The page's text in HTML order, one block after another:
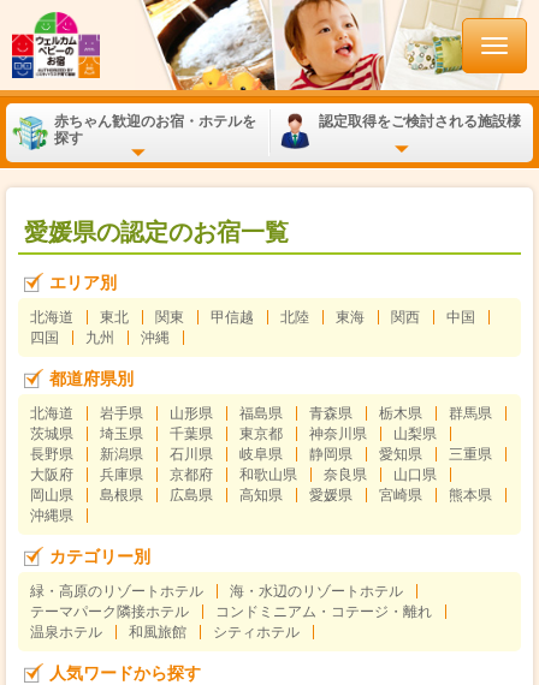
赤ちゃん歓迎のお宿・ホテルを
探す
認定取得をご検討される施設様
愛媛県の認定のお宿一覧
エリア別
北海道 東北 関東 甲信越 北陸 東海 関西
中国
四国
九州 沖縄
都道府県別
北海道 岩手県 山形県 福島県 青森県 栃木県
群馬県
茨城県
埼玉県 千葉県 東京都 神奈川県
山梨県
長野県
新潟県 石川県 岐阜県 静岡県 愛知県
三重県
大阪府
兵庫県 京都府 和歌山県 奈良県
山口県
岡山県
島根県 広島県 高知県 愛媛県 宮崎県
熊本県
沖縄県
カテゴリー別
緑・高原のリゾートホテル
海・水辺のリゾートホテル
テーマパーク隣接ホテル
コンドミニアム・コテージ・離れ
温泉ホテル
和風旅館 シティホテル
人気ワードから探す